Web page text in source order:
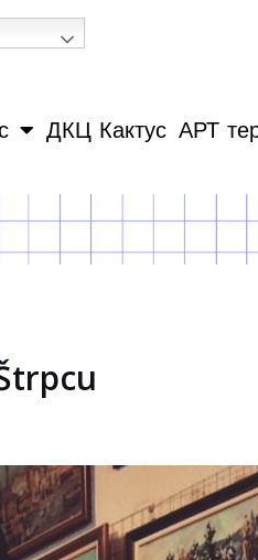
ДКЦ Кактус АРТ